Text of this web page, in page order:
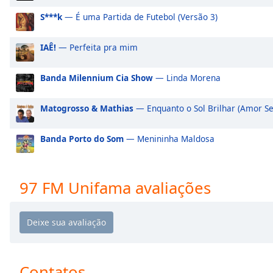
Track
in-
Picture
This
modal
window.
dialog
Escape
S***k— É uma Partida de Futebol (Versão 3)
IAÊ! — Perfeita pra mim
Banda Milennium Cia Show — Linda Morena
Matogrosso & Mathias — Enquanto o Sol Brilhar (Amor
Banda Porto do Som — Menininha Maldosa
97 FM Unifama avaliações